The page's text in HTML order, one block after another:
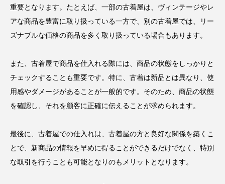
重要となります。たとえば、一部の古着屋は、ヴィンテージやレ
アな商品を豊富に取り扱っている一方で、別の古着屋では、リー
ズナブルな価格の商品を多く取り扱っている場合もあります。
また、古着屋で商品を仕入れる際には、商品の状態をしっかりと
チェックすることも重要です。特に、古着は新品とは異なり、使
用感やダメージがあることが一般的です。そのため、商品の状態
を確認し、それを顧客に正確に伝えることが求められます。
最後に、古着屋での仕入れは、古着屋の方と良好な関係を築くこ
とで、新商品の情報を早めに得ることができるだけでなく、特別
な取引を行うことも可能となりのもメリットとなります。